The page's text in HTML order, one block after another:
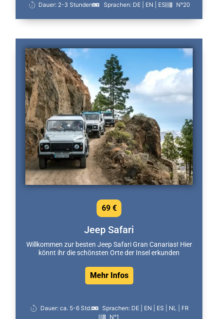
Dauer: 2-3 Stunden Sprachen: DE | EN | ES N°20
Jeep Safari
Willkommen zur besten Jeep Safari Gran Canarias! Hier
könnt ihr die schönsten Orte der Insel erkunden
Mehr Infos
69 €
Dauer: ca. 5-6 Std.
Sprachen: DE | EN | ES | NL | FR
N°1